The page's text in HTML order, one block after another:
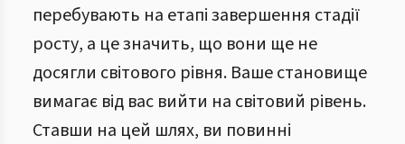
перебувають на етапі завершення стадії
росту, а це значить, що вони ще не
досягли світового рівня. Ваше становище
вимагає від вас вийти на світовий рівень.
Ставши на цей шлях, ви повинні